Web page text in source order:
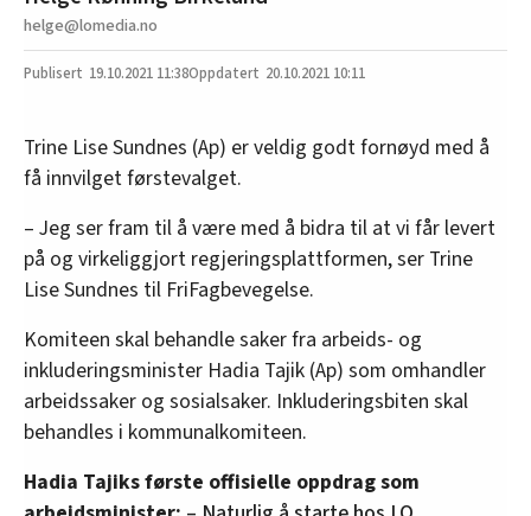
helge@lomedia.no
19.10.2021 11:38 20.10.2021 10:11
Trine Lise Sundnes (Ap) er veldig godt fornøyd med å
få innvilget førstevalget.
– Jeg ser fram til å være med å bidra til at vi får levert
på og virkeliggjort regjeringsplattformen, ser Trine
Lise Sundnes til FriFagbevegelse.
Komiteen skal behandle saker fra arbeids- og
inkluderingsminister Hadia Tajik (Ap) som omhandler
arbeidssaker og sosialsaker. Inkluderingsbiten skal
behandles i kommunalkomiteen.
Hadia Tajiks første offisielle oppdrag som